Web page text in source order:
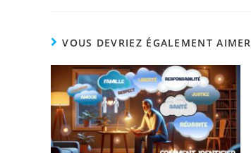
VOUS DEVRIEZ ÉGALEMENT AIMER